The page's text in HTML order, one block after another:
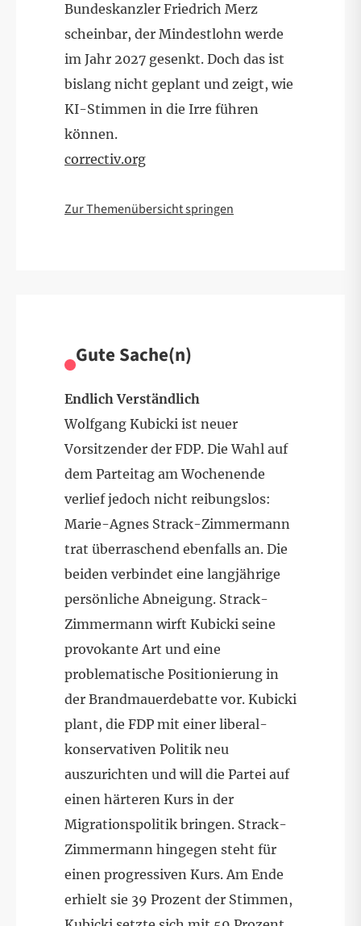
Bundeskanzler Friedrich Merz
scheinbar, der Mindestlohn werde
im Jahr 2027 gesenkt. Doch das ist
bislang nicht geplant und zeigt, wie
KI-Stimmen in die Irre führen
können.
correctiv.org
Zur Themenübersicht springen
Gute Sache(n)
Endlich Verständlich
Wolfgang Kubicki ist neuer
Vorsitzender der FDP. Die Wahl auf
dem Parteitag am Wochenende
verlief jedoch nicht reibungslos:
Marie-Agnes Strack-Zimmermann
trat überraschend ebenfalls an. Die
beiden verbindet eine langjährige
persönliche Abneigung. Strack-
Zimmermann wirft Kubicki seine
provokante Art und eine
problematische Positionierung in
der Brandmauerdebatte vor. Kubicki
plant, die FDP mit einer liberal-
konservativen Politik neu
auszurichten und will die Partei auf
einen härteren Kurs in der
Migrationspolitik bringen. Strack-
Zimmermann hingegen steht für
einen progressiven Kurs. Am Ende
erhielt sie 39 Prozent der Stimmen,